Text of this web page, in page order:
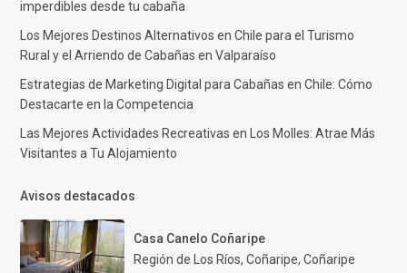
imperdibles desde tu cabaña
Los Mejores Destinos Alternativos en Chile para el Turismo
Rural y el Arriendo de Cabañas en Valparaíso
Estrategias de Marketing Digital para Cabañas en Chile: Cómo
Destacarte en la Competencia
Las Mejores Actividades Recreativas en Los Molles: Atrae Más
Visitantes a Tu Alojamiento
Avisos destacados
Casa Canelo Coñaripe
Región de Los Ríos, Coñaripe, Coñaripe